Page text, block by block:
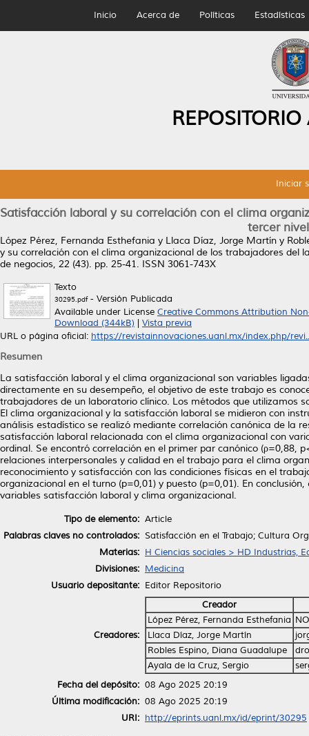
Inicio Acerca de Políticas Estadísticas
Iniciar
Satisfacción laboral y su correlación con el clima
tercer
López Pérez, Fernanda Esthefania y Llaca Díaz, Jorge Martín y
y su correlación con el clima organizacional de los trabajadores del
de negocios, 22 (43). pp. 25-41. ISSN 3061-743X
Texto
30295.pdf- Versión Publicada
Available under License Creative Commons Attribution
Download (344kB)
Vista previa
URL o página oficial: https://revistainnovaciones.uanl.mx/index.php/
Resumen
La satisfacción laboral y el clima organizacional son variables
directamente en su desempeño, el objetivo de este trabajo es
trabajadores de un laboratorio clínico. Los métodos que utilizamos
El clima organizacional y la satisfacción laboral se midieron con
análisis estadístico se realizó mediante correlación canónica de la
satisfacción laboral relacionada con el clima organizacional con
ordinal. Se encontró correlación en el primer par canónico (ρ=0,88,
relaciones interpersonales y calidad en el trabajo para el clima
reconocimiento y satisfacción con las condiciones físicas en el
organizacional en el turno (p=0,01) y puesto (p=0,01). En
variables satisfacción laboral y clima organizacional.
Tipo de elemento: Article
Palabras claves no controlados: Satisfacción en el Trabajo; Cultura
Materias: H Ciencias sociales > HD Industrias,
Divisiones: Medicina
Usuario depositante: Editor Repositorio
Creadores:
Creador
López Pérez, Fernanda Esthefania
Llaca Díaz, Jorge Martín
Robles Espino, Diana Guadalupe
Ayala de la Cruz, Sergio
Fecha del depósito: 08 Ago 2025 20:19
Última modificación: 08 Ago 2025 20:19
URI: http://eprints.uanl.mx/id/eprint/30295